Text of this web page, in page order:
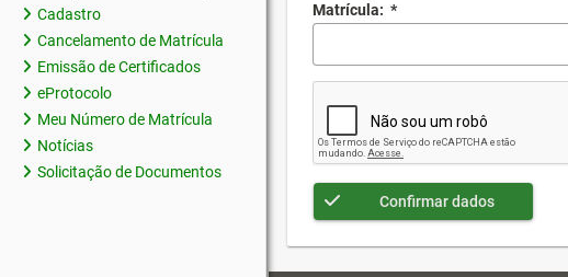
Cadastro
Cancelamento de Matrícula
Emissão de Certificados
eProtocolo
Meu Número de Matrícula
Notícias
Solicitação de Documentos
Matrícula: *
Confirmar dados